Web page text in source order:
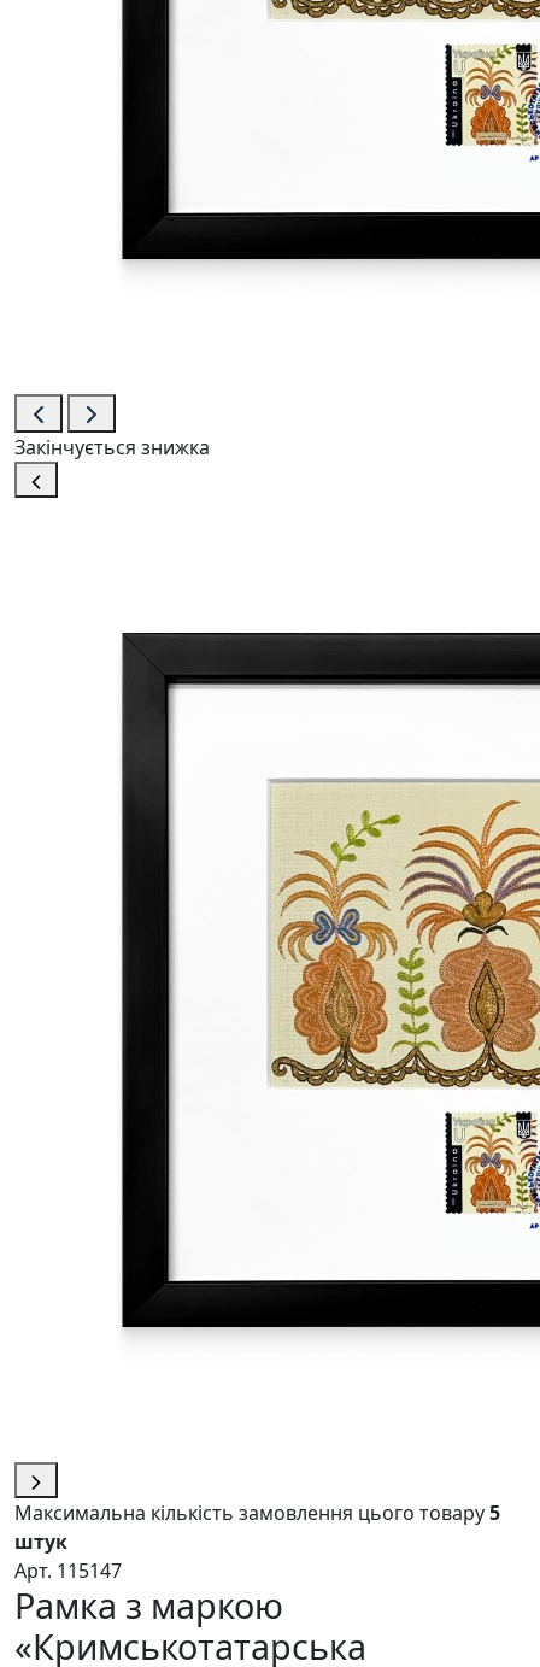
Закінчується знижка
Максимальна кількість замовлення цього товару5
штук
Арт. 115147
Рамка з маркою
«Кримськотатарська